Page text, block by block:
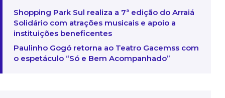
Shopping Park Sul realiza a 7ª edição do Arraiá
Solidário com atrações musicais e apoio a
instituições beneficentes
Paulinho Gogó retorna ao Teatro Gacemss com
o espetáculo “Só e Bem Acompanhado”